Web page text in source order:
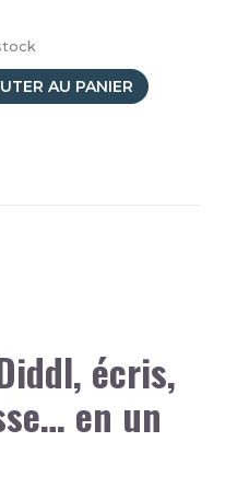
AU PANIER
écris,
en un